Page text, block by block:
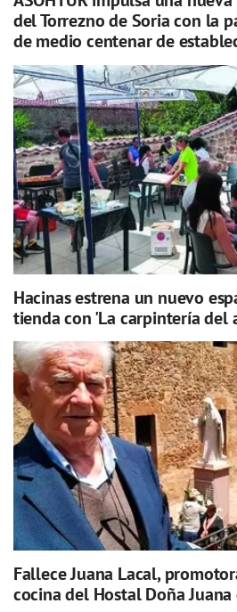
del Torrezno de Soria con la
de medio centenar de
Hacinas estrena un nuevo
tienda con 'La carpintería del
Fallece Juana Lacal,
cocina del Hostal Doña Juana